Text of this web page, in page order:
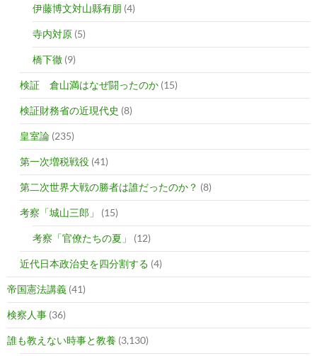
伊藤博文対山縣有朋 (4)
寺内対原 (5)
橋下徹 (9)
検証 倉山満はなぜ闘ったのか (15)
検証財務省の近現代史 (8)
皇室論 (235)
第一次増税戦役 (41)
第二次世界大戦の勝者は誰だったのか？ (8)
考察「城山三郎」 (15)
考察「官僚たちの夏」 (12)
近代日本政治史を四分割する (4)
帝国憲法講義 (41)
検察人事 (36)
誰も教えない時事と教養 (3,130)